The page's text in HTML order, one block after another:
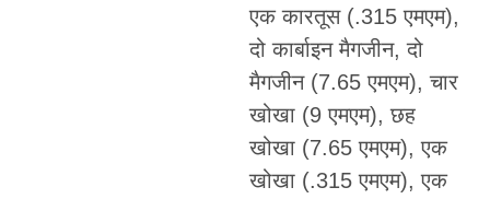
एक कारतूस (.315 एमएम),
दो कार्बाइन मैगजीन, दो
मैगजीन (7.65 एमएम), चार
खोखा (9 एमएम), छह
खोखा (7.65 एमएम), एक
खोखा (.315 एमएम), एक